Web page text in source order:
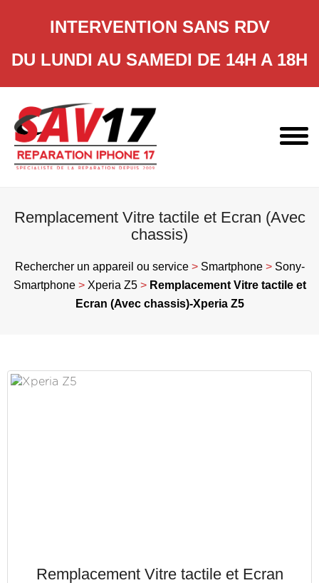
INTERVENTION SANS RDV
DU LUNDI AU SAMEDI DE 14H A 18H
content
Remplacement Vitre tactile et Ecran (Avec
chassis)
Rechercher un appareil ou service> Smartphone> Sony-
Smartphone> Xperia Z5> Remplacement Vitre tactile et
Ecran (Avec chassis)-Xperia Z5
Remplacement Vitre tactile et Ecran